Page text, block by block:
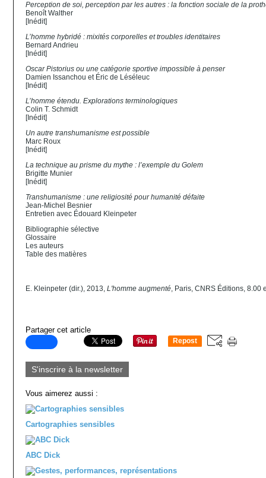
Perception de soi, perception par les autres : la fonction sociale de la
Benoît Walther
[Inédit]
L’homme hybridé : mixités corporelles et troubles identitaires
Bernard Andrieu
[Inédit]
Oscar Pistorius ou une catégorie sportive impossible à penser
Damien Issanchou et Éric de Léséleuc
[Inédit]
L’homme étendu. Explorations terminologiques
Colin T. Schmidt
[Inédit]
Un autre transhumanisme est possible
Marc Roux
[Inédit]
La technique au prisme du mythe : l’exemple du Golem
Brigitte Munier
[Inédit]
Transhumanisme : une religiosité pour humanité défaite
Jean-Michel Besnier
Entretien avec Édouard Kleinpeter
Bibliographie sélective
Glossaire
Les auteurs
Table des matières
E. Kleinpeter (dir.), 2013, L'homme augmenté, Paris, CNRS Éditions, 8.00
Partager cet article
Repost
S'inscrire à la newsletter
Vous aimerez aussi :
Cartographies sensibles
ABC Dick